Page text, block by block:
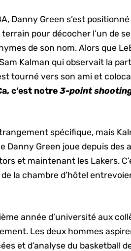
Danny Green s’est
pour décocher l’un de
de son nom. Alors que
Kalman qui observait la
tourné vers son ami et
c’est notre3-point
spécifique, mais
Danny Green joue depuis des
et maintenant les Lakers.
la chambre d’hôtel
année d’université aux
Les deux hommes
et d’analyse du basketball